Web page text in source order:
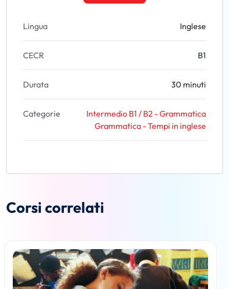
Lingua Inglese
CECR B1
Durata 30 minuti
Categorie
Intermedio B1 / B2 - Grammatica
Grammatica - Tempi in inglese
Corsi correlati